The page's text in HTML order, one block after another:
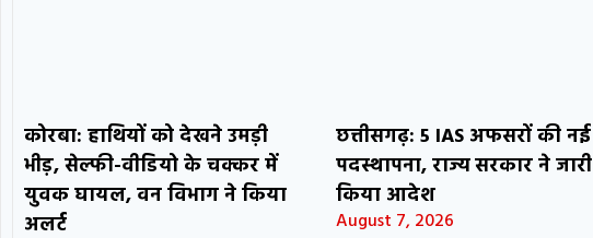
कोरबा: हाथियों को देखने उमड़ी
भीड़, सेल्फी-वीडियो के चक्कर में
युवक घायल, वन विभाग ने किया
अलर्ट
छत्तीसगढ़: 5 IAS अफसरों की नई
पदस्थापना, राज्य सरकार ने जारी
किया आदेश
August 7, 2026